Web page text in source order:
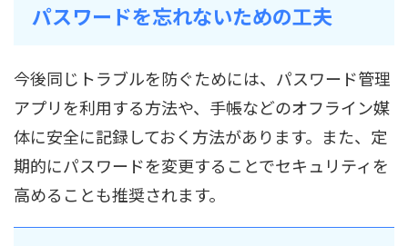
パスワードを忘れないための工夫
今後同じトラブルを防ぐためには、パスワード管理
アプリを利用する方法や、手帳などのオフライン媒
体に安全に記録しておく方法があります。また、定
期的にパスワードを変更することでセキュリティを
高めることも推奨されます。